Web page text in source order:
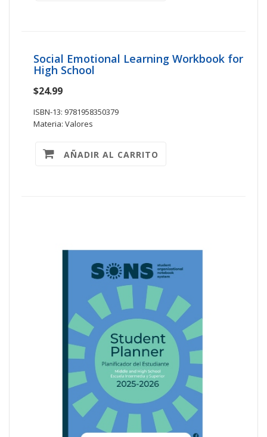
Social Emotional Learning Workbook for
High School
$24.99
ISBN-13: 9781958350379
Materia: Valores
AÑADIR AL CARRITO